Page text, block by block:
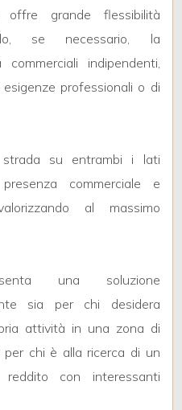
offre grande flessibilità
se necessario, la
indipendenti,
professionali o di
su entrambi i lati
commerciale e
al massimo
una soluzione
sia per chi desidera
attività in una zona di
chi è alla ricerca di un
con interessanti